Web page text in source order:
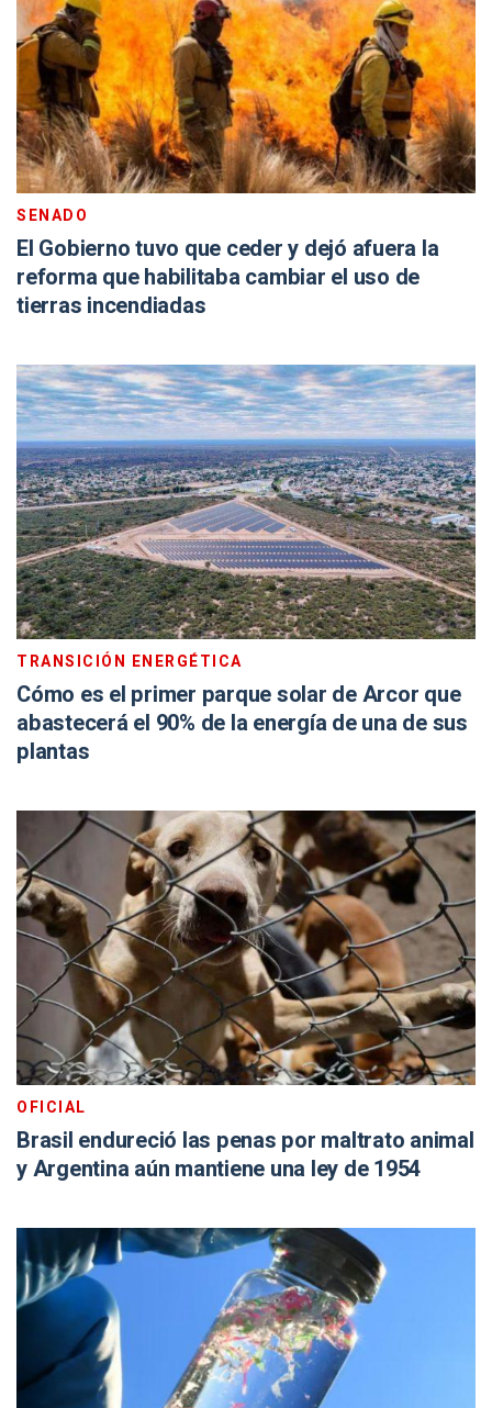
SENADO
El Gobierno tuvo que ceder y dejó afuera la
reforma que habilitaba cambiar el uso de
tierras incendiadas
TRANSICIÓN ENERGÉTICA
Cómo es el primer parque solar de Arcor que
abastecerá el 90% de la energía de una de sus
plantas
OFICIAL
Brasil endureció las penas por maltrato animal
y Argentina aún mantiene una ley de 1954